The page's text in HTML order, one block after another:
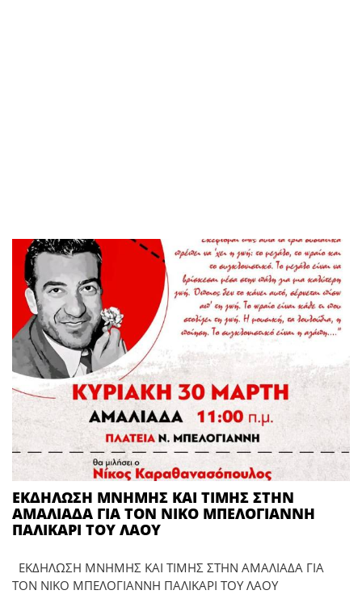
ΕΚΔΗΛΩΣΗ ΜΝΗΜΗΣ ΚΑΙ ΤΙΜΗΣ ΣΤΗΝ
ΑΜΑΛΙΑΔΑ ΓΙΑ ΤΟΝ ΝΙΚΟ ΜΠΕΛΟΓΙΑΝΝΗ
ΠΑΛΙΚΑΡΙ ΤΟΥ ΛΑΟΥ
ΕΚΔΗΛΩΣΗ ΜΝΗΜΗΣ ΚΑΙ ΤΙΜΗΣ ΣΤΗΝ ΑΜΑΛΙΑΔΑ ΓΙΑ
ΤΟΝ ΝΙΚΟ ΜΠΕΛΟΓΙΑΝΝΗ ΠΑΛΙΚΑΡΙ ΤΟΥ ΛΑΟΥ